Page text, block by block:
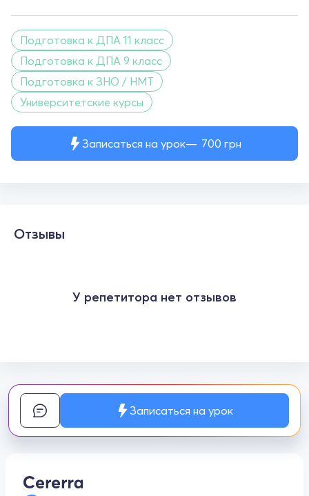
Записаться на урок 700 грн
Подготовка к ДПА 11 класс
Подготовка к ДПА 9 класс
Подготовка к ЗНО / НМТ
Университетские курсы
Отзывы
У репетитора нет отзывов
Записаться на урок